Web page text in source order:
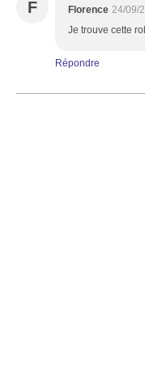
F Florence 24/09/
Je trouve cette
Répondre